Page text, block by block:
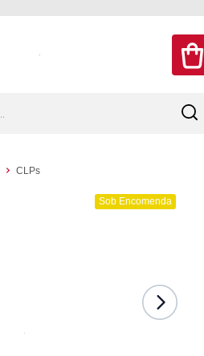
CLPs
Sob Encomenda